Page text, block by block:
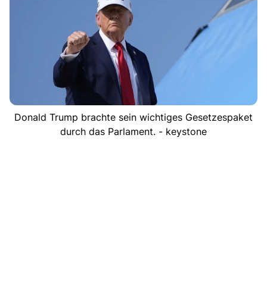
Donald Trump brachte sein wichtiges Gesetzespaket
durch das Parlament. - keystone